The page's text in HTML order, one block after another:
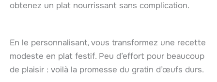
obtenez un plat nourrissant sans complication.
En le personnalisant, vous transformez une recette
modeste en plat festif. Peu d’effort pour beaucoup
de plaisir : voilà la promesse du gratin d’œufs durs.